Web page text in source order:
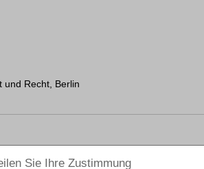
und Recht, Berlin
frei.